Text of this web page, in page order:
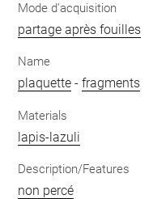
Mode d'acquisition
partage après fouilles
Name
plaquette -fragments
Materials
lapis-lazuli
Description/Features
non percé